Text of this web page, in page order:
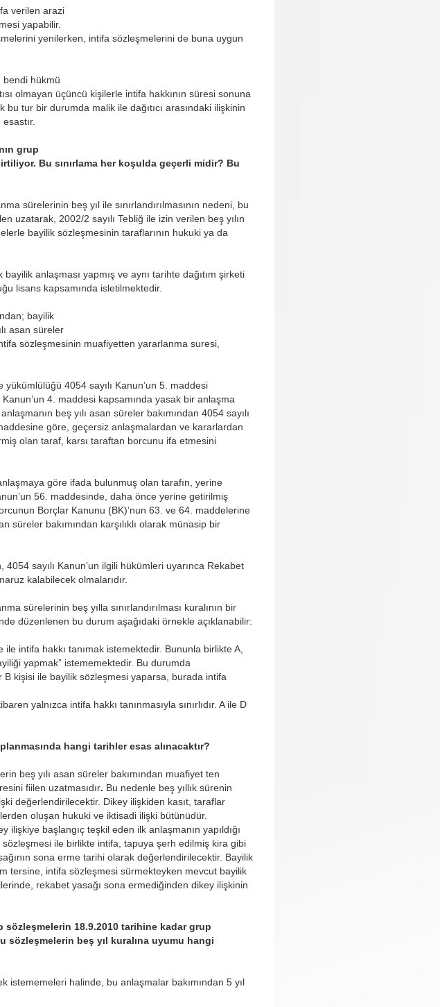
verilen arazi
yapabilir.
yenilerken, intifa sözleşmelerini de buna uygun
bendi hükmü
olmayan üçüncü kişilerle intifa hakkının süresi sonuna
bu tur bir durumda malik ile dağıtıcı arasındaki ilişkinin
grup
Bu sınırlama her koşulda geçerli midir? Bu
sürelerinin beş yıl ile sınırlandırılmasının nedeni, bu
uzatarak, 2002/2 sayılı Tebliğ ile izin verilen beş yılın
bayilik sözleşmesinin taraflarının hukuki ya da
anlaşması yapmış ve aynı tarihte dağıtım şirketi
lisans kapsamında isletilmektedir.
bayilik
asan süreler
sözleşmesinin muafiyetten yararlanma suresi,
4054 sayılı Kanun’un 5. maddesi
4. maddesi kapsamında yasak bir anlaşma
beş yılı asan süreler bakımından 4054 sayılı
göre, geçersiz anlaşmalardan ve kararlardan
olan taraf, karsı taraftan borcunu ifa etmesini
göre ifada bulunmuş olan tarafın, yerine
56. maddesinde, daha önce yerine getirilmiş
Borçlar Kanunu (BK)’nun 63. ve 64. maddelerine
süreler bakımından karşılıklı olarak münasip bir
4054 sayılı Kanun’un ilgili hükümleri uyarınca Rekabet
kalabilecek olmalarıdır.
sürelerinin beş yılla sınırlandırılması kuralının bir
düzenlenen bu durum aşağıdaki örnekle açıklanabilir:
ile intifa hakkı tanımak istemektedir. Bununla birlikte A,
yapmak” istememektedir. Bu durumda
B kişisi ile bayilik sözleşmesi yaparsa, burada intifa
yalnızca intifa hakkı tanınmasıyla sınırlıdır. A ile D
hangi tarihler esas alınacaktır?
beş yılı asan süreler bakımından muafiyet ten
fiilen uzatmasıdır. Bu nedenle beş yıllık sürenin
değerlendirilecektir. Dikey ilişkiden kasıt, taraflar
oluşan hukuki ve iktisadi ilişki bütünüdür.
başlangıç teşkil eden ilk anlaşmanın yapıldığı
sözleşmesi ile birlikte intifa, tapuya şerh edilmiş kira gibi
sona erme tarihi olarak değerlendirilecektir. Bayilik
tersine, intifa sözleşmesi sürmekteyken mevcut bayilik
rekabet yasağı sona ermediğinden dikey ilişkinin
18.9.2010 tarihine kadar grup
sözleşmelerin beş yıl kuralına uyumu hangi
istememeleri halinde, bu anlaşmalar bakımından 5 yıl